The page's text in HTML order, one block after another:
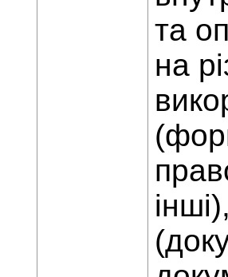
та
на